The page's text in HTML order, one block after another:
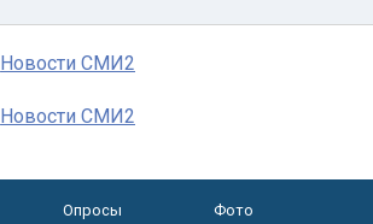
Новости СМИ2
Новости СМИ2
Опросы
Фото